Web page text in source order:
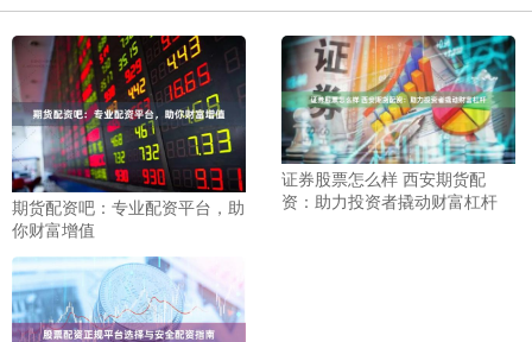
期货配资吧：专业配资平台，助
你财富增值
证券股票怎么样 西安期货配
资：助力投资者撬动财富杠杆